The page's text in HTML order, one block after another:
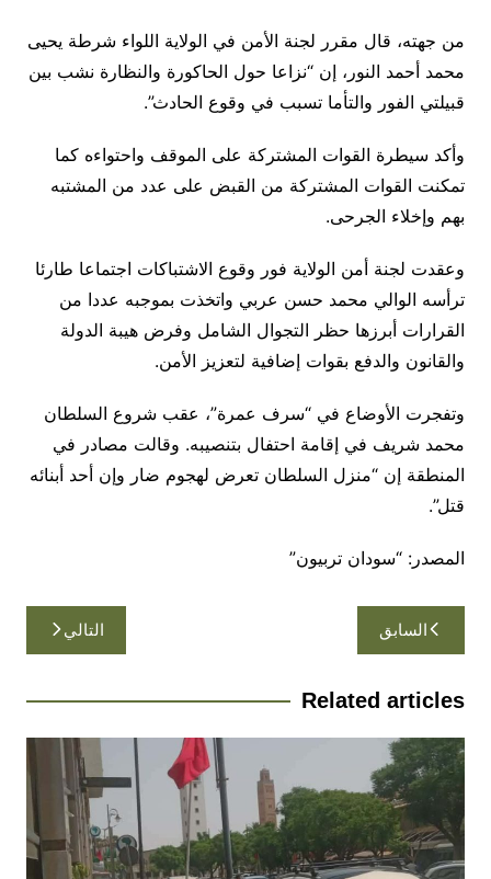
من جهته، قال مقرر لجنة الأمن في الولاية اللواء شرطة يحيى
محمد أحمد النور، إن “نزاعا حول الحاكورة والنظارة نشب بين
قبيلتي الفور والتأما تسبب في وقوع الحادث”.
وأكد سيطرة القوات المشتركة على الموقف واحتواءه كما
تمكنت القوات المشتركة من القبض على عدد من المشتبه
بهم وإخلاء الجرحى.
وعقدت لجنة أمن الولاية فور وقوع الاشتباكات اجتماعا طارئا
ترأسه الوالي محمد حسن عربي واتخذت بموجبه عددا من
القرارات أبرزها حظر التجوال الشامل وفرض هيبة الدولة
والقانون والدفع بقوات إضافية لتعزيز الأمن.
وتفجرت الأوضاع في “سرف عمرة”، عقب شروع السلطان
محمد شريف في إقامة احتفال بتنصيبه. وقالت مصادر في
المنطقة إن “منزل السلطان تعرض لهجوم ضار وإن أحد أبنائه
قتل”.
المصدر: “سودان تربيون”
تصفّح
المقالات
السابق التالي
Related articles